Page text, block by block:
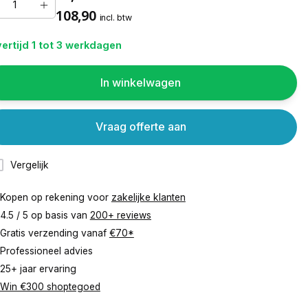
108,90 incl. btw
1 tot 3 werkdagen
In winkelwagen
Vergelijk
Vraag offerte aan
Kopen op rekening voor zakelijke klanten
4.5 / 5 op basis van 200+ reviews
Gratis verzending vanaf €70*
Professioneel advies
25+ jaar ervaring
Win €300 shoptegoed